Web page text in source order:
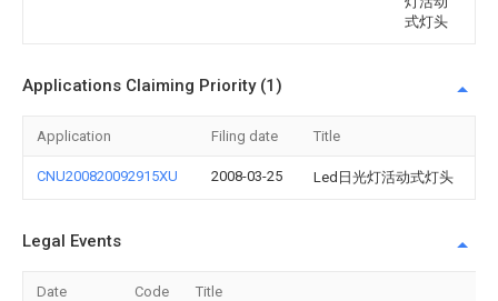
式灯头
Applications Claiming Priority (1)
Application Filing date Title
CNU200820092915XU 2008-03-25 Led日光灯活动式灯头
Legal Events
Date Code Title